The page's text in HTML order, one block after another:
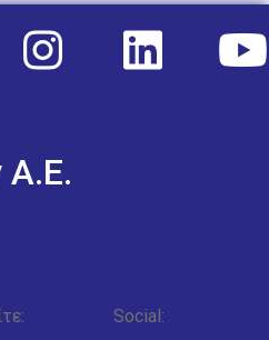
Α.Ε.
Social: